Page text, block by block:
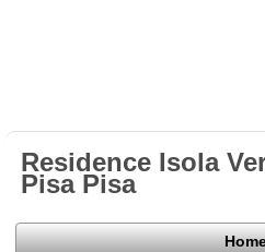
Residence Isola
Pisa Pisa